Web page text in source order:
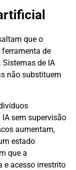
que o
ferramenta de
de IA
não substituem
sem supervisão
aumentam,
estado
que a
e acesso irrestrito